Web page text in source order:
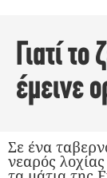
Γιατί το
έμεινε
Σε ένα
νεαρός